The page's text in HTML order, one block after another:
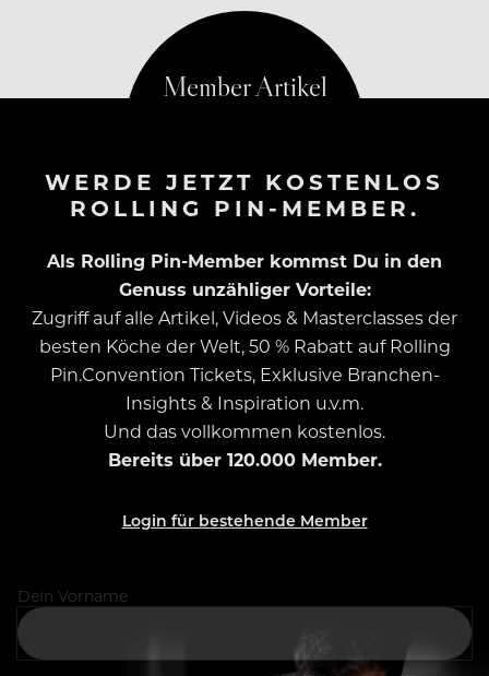
Doch wie täuscht man…
WERDE JETZT KOSTENLOS
ROLLING PIN-MEMBER.
Als Rolling Pin-Member kommst Du in den
Genuss unzähliger Vorteile:
Zugriff auf alle Artikel, Videos & Masterclasses der
besten Köche der Welt, 50 % Rabatt auf Rolling
Pin.Convention Tickets, Exklusive Branchen-
Insights & Inspiration u.v.m.
Und das vollkommen kostenlos.
Bereits über 120.000 Member.
Login für bestehende Member
Dein Vorname